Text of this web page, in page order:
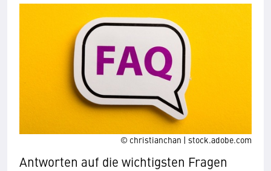
© christianchan | stock.adobe.com
Antworten auf die wichtigsten Fragen